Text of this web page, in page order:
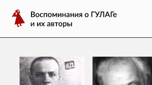
содержимому
Воспоминания
о
ГУЛАГе
их
авторы